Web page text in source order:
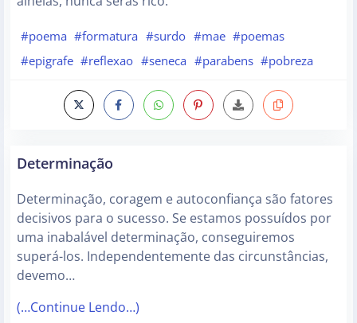
#poema #formatura #surdo #mae #poemas
#epigrafe #reflexao #seneca #parabens #pobreza
Determinação
Determinação, coragem e autoconfiança são fatores
decisivos para o sucesso. Se estamos possuídos por
uma inabalável determinação, conseguiremos
superá-los. Independentemente das circunstâncias,
devemo…
(…Continue Lendo…)